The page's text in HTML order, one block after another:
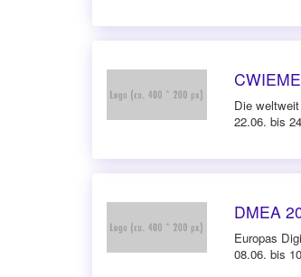
Die
22.06. bis
DMEA
Europas
08.06. bis